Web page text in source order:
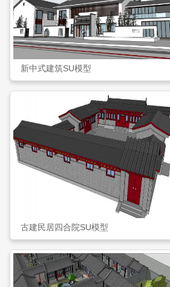
新中式建筑SU模型
古建民居四合院SU模型